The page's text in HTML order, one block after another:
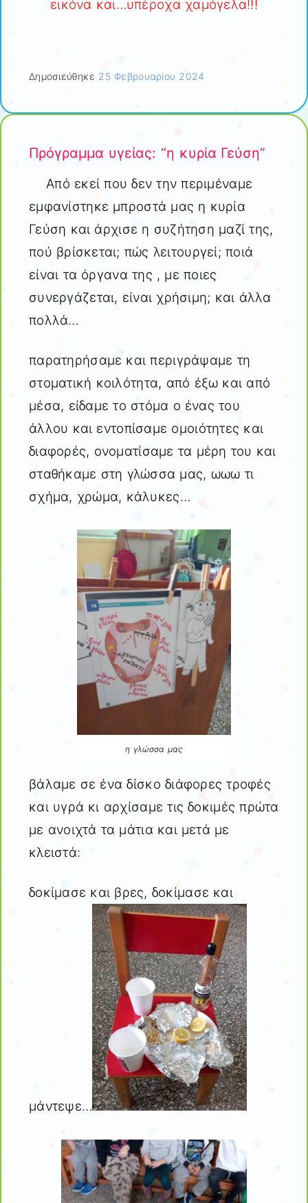
εικόνα και…υπέροχα χαμόγελα!!!
Δημοσιεύθηκε 25 Φεβρουαρίου 2024
Πρόγραμμα υγείας: “η κυρία Γεύση”
Από εκεί που δεν την περιμέναμε
εμφανίστηκε μπροστά μας η κυρία
Γεύση και άρχισε η συζήτηση μαζί της,
πού βρίσκεται; πώς λειτουργεί; ποιά
είναι τα όργανα της , με ποιες
συνεργάζεται, είναι χρήσιμη; και άλλα
πολλά…
παρατηρήσαμε και περιγράψαμε τη
στοματική κοιλότητα, από έξω και από
μέσα, είδαμε το στόμα ο ένας του
άλλου και εντοπίσαμε ομοιότητες και
διαφορές, ονοματίσαμε τα μέρη του και
σταθήκαμε στη γλώσσα μας, ωωω τι
σχήμα, χρώμα, κάλυκες…
η γλώσσα μας
βάλαμε σε ένα δίσκο διάφορες τροφές
και υγρά κι αρχίσαμε τις δοκιμές πρώτα
με ανοιχτά τα μάτια και μετά με
κλειστά:
δοκίμασε και βρες, δοκίμασε και
μάντεψε…